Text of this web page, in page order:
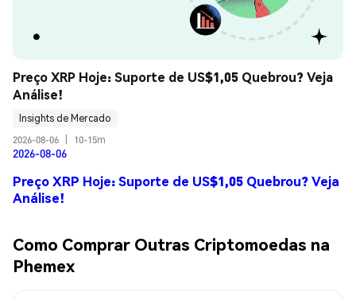
Preço XRP Hoje: Suporte de US$1,05 Quebrou? Veja
Análise!
Insights de Mercado
2026-08-06
10-15m
2026-08-06
Preço XRP Hoje: Suporte de US$1,05 Quebrou? Veja
Análise!
Como Comprar Outras Criptomoedas na
Phemex